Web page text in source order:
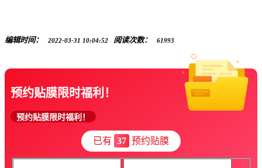
编辑时间： 2022-03-31 10:04:52 阅读次数： 61993
预约贴膜限时福利！
预约贴膜限时福利！
已有 37 预约贴膜